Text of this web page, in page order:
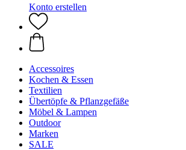
Konto erstellen
Accessoires
Kochen & Essen
Textilien
Übertöpfe & Pflanzgefäße
Möbel & Lampen
Outdoor
Marken
SALE